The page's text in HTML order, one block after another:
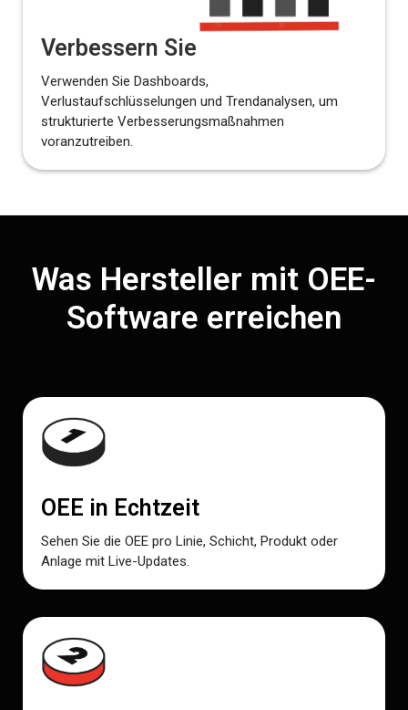
Verbessern Sie
Verwenden Sie Dashboards,
Verlustaufschlüsselungen und Trendanalysen, um
strukturierte Verbesserungsmaßnahmen
voranzutreiben.
Was Hersteller mit OEE-
Software erreichen
OEE in Echtzeit
Sehen Sie die OEE pro Linie, Schicht, Produkt oder
Anlage mit Live-Updates.